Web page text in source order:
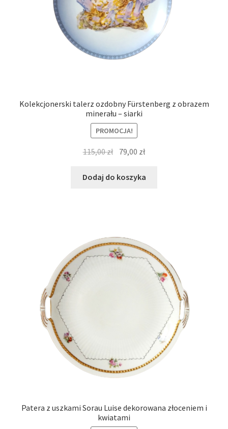
Kolekcjonerski talerz ozdobny Fürstenberg z obrazem
minerału – siarki
PROMOCJA!
115,00zł Pierwotna
wynosiła:
79,00 złAktualna
wynosi:
Dodaj do koszyka
Patera z uszkami Sorau Luise dekorowana złoceniem i
kwiatami